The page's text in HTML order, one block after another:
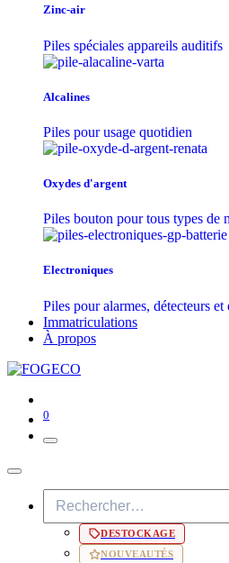
Zinc-air
Piles spéciales appareils auditifs
Alcalines
Piles pour usage quotidien
Oxydes d'argent
Piles bouton pour tous types de
Electroniques
Piles pour alarmes, détecteurs
Immatriculations
À propos
0
DESTOCKAGE
NOUVEAUTÉS